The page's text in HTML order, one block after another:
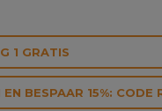
1 GRATIS
BESPAAR 15%: CODE